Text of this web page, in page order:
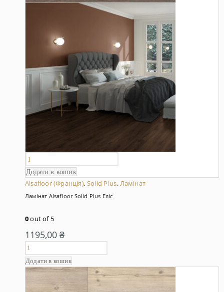
Додати в кошик
Alsafloor (Франція),Solid Plus, Ламінат
Ламінат Alsafloor Solid Plus Еліс
0out of 5
1195,00 ₴
Додати в кошик